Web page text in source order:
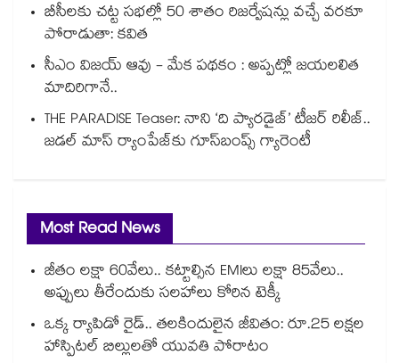
బీసీలకు చట్ట సభల్లో 50 శాతం రిజర్వేషన్లు వచ్చే వరకూ
పోరాడుతా: కవిత
సీఎం విజయ్ ఆవు - మేక పథకం : అప్పట్లో జయలలిత
మాదిరిగానే..
THE PARADISE Teaser: నాని ‘ది ప్యారడైజ్‌‌’ టీజర్ రిలీజ్..
జడల్ మాస్ ర్యాంపేజ్‌కు గూస్‌బంప్స్ గ్యారెంటీ
Most Read News
జీతం లక్షా 60వేలు.. కట్టాల్సిన EMIలు లక్షా 85వేలు..
అప్పులు తీరేందుకు సలహాలు కోరిన టెక్కీ
ఒక్క ర్యాపిడో రైడ్.. తలకిందులైన జీవితం: రూ.25 లక్షల
హాస్పిటల్ బిల్లులతో యువతి పోరాటం